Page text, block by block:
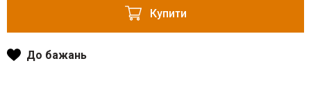
Купити
До бажань